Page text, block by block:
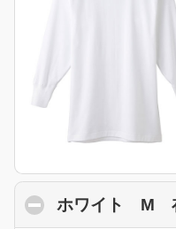
ホワイト M